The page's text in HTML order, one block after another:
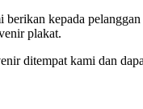
kepada
plakat.
ditempat kami dan